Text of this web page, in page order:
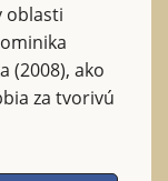
oblasti
(2008), ako
za tvorivú